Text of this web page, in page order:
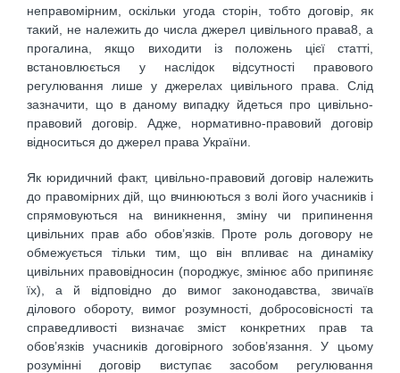
неправомірним, оскільки угода сторін, тобто договір, як
такий, не належить до числа джерел цивільного права8, а
прогалина, якщо виходити із положень цієї статті,
встановлюється у наслідок відсутності правового
регулювання лише у джерелах цивільного права. Слід
зазначити, що в даному випадку йдеться про цивільно-
правовий договір. Адже, нормативно-правовий договір
відноситься до джерел права України.
Як юридичний факт, цивільно-правовий договір належить
до правомірних дій, що вчинюються з волі його учасників і
спрямовуються на виникнення, зміну чи припинення
цивільних прав або обов’язків. Проте роль договору не
обмежується тільки тим, що він впливає на динаміку
цивільних правовідносин (породжує, змінює або припиняє
їх), а й відповідно до вимог законодавства, звичаїв
ділового обороту, вимог розумності, добросовісності та
справедливості визначає зміст конкретних прав та
обов’язків учасників договірного зобов’язання. У цьому
розумінні договір виступає засобом регулювання